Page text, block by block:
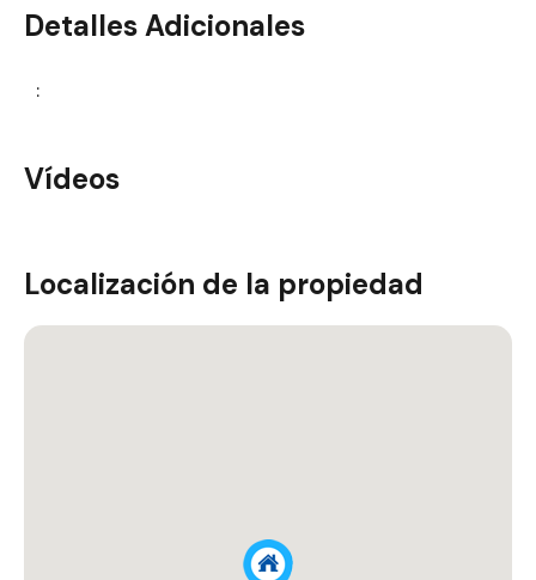
Detalles Adicionales
:
Vídeos
Localización de la propiedad